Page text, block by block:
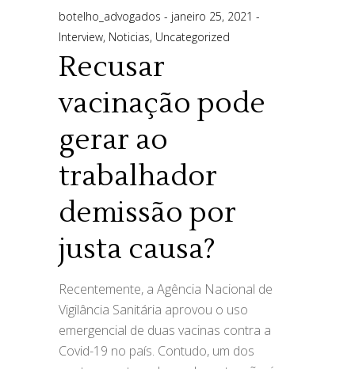
botelho_advogados
janeiro 25, 2021
Interview, Noticias, Uncategorized
Recusar
vacinação pode
gerar ao
trabalhador
demissão por
justa causa?
Recentemente, a Agência Nacional de
Vigilância Sanitária aprovou o uso
emergencial de duas vacinas contra a
Covid-19 no país. Contudo, um dos